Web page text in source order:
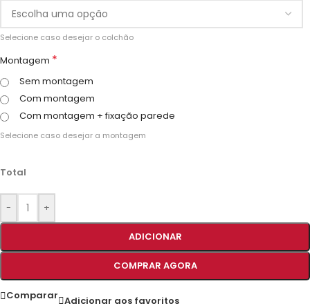
Selecione caso desejar o colchão
Montagem *
Sem montagem
Com montagem
Com montagem + fixação parede
Selecione caso desejar a montagem
Total
- +
ADICIONAR
COMPRAR AGORA
Comparar Adicionar aos favoritos